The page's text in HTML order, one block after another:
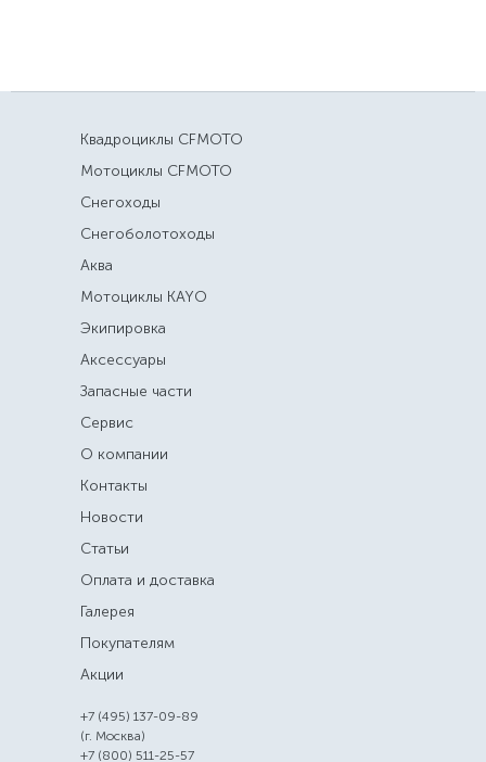
Квадроциклы CFMOTO
Мотоциклы CFMOTO
Снегоходы
Снегоболотоходы
Аква
Мотоциклы KAYO
Экипировка
Аксессуары
Запасные части
Сервис
О компании
Контакты
Новости
Статьи
Оплата и доставка
Галерея
Покупателям
Акции
+7 (495) 137-09-89
(г. Москва)
+7 (800) 511-25-57